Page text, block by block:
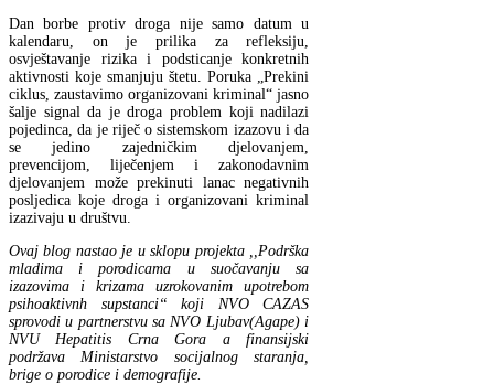
Dan borbe protiv droga nije samo datum u
kalendaru, on je prilika za refleksiju,
osvještavanje rizika i podsticanje konkretnih
aktivnosti koje smanjuju štetu. Poruka
„Prekini
ciklus, zaustavimo organizovani kriminal“ jasno
šalje signal da je droga problem koji nadilazi
pojedinca, da je riječ o sistemskom izazovu i da
se jedino zajedničkim djelovanjem,
prevencijom, liječenjem i zakonodavnim
djelovanjem može prekinuti lanac negativnih
posljedica koje droga i organizovani kriminal
izazivaju u društvu.
Ovaj blog nastao je u sklopu projekta ,,Podrška
mladima i porodicama u suočavanju sa
izazovima i krizama uzrokovanim upotrebom
psihoaktivnh supstanci“ koji NVO CAZAS
sprovodi u partnerstvu sa NVO Ljubav(Agape) i
NVU Hepatitis Crna Gora a finansijski
podržava Ministarstvo socijalnog staranja,
brige o porodice i demografije.